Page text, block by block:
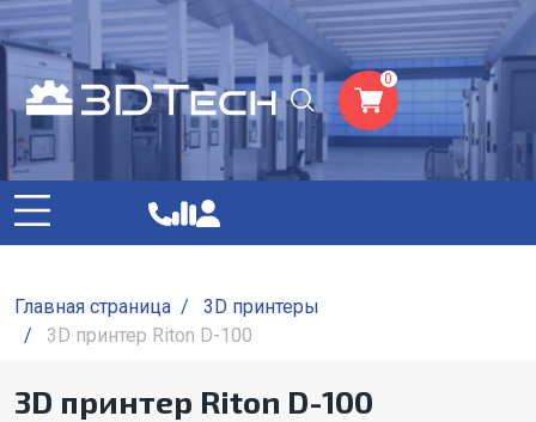
0
Главная страница /
3D принтеры
/
3D принтер Riton D-100
3D принтер Riton D-100